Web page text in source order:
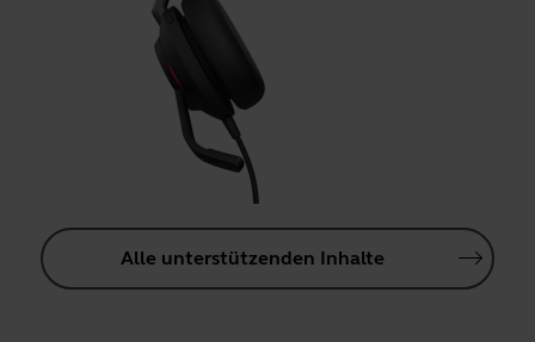
Alle unterstützenden Inhalte